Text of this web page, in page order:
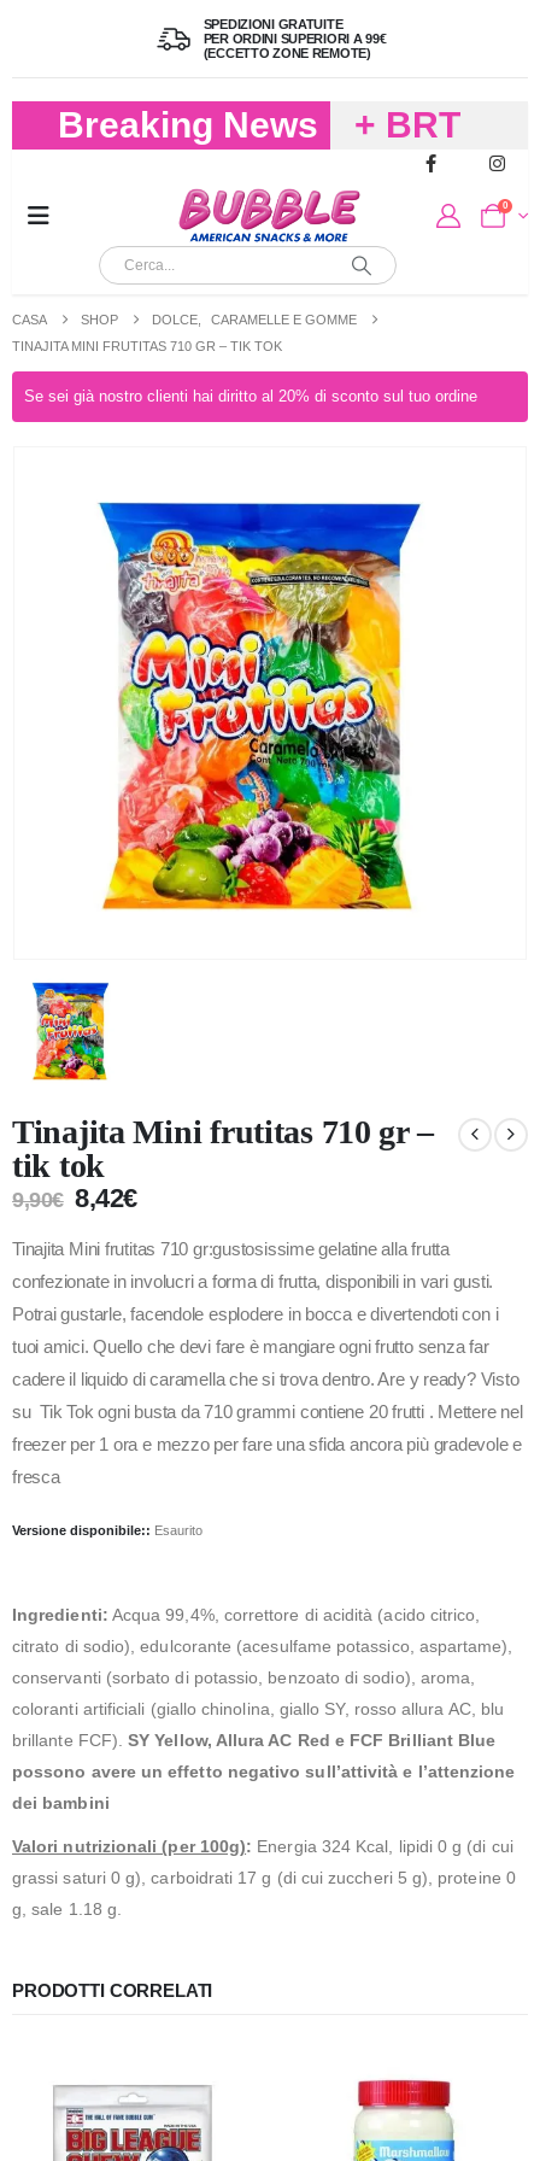
SPEDIZIONI GRATUITE
PER ORDINI SUPERIORI A 99€
(ECCETTO ZONE REMOTE)
Breaking News
+ BRT
FREDDO
PER
(FINO A 4,9
KG) –
CONSEGNA
IN 24/48
ORE AD
ECCEZIONE
DI ALCUNE
AREE
0
CASA SHOP DOLCE
CARAMELLE E GOMME
TINAJITA MINI FRUTITAS 710 GR – TIK TOK
Se sei già nostro clienti hai diritto al 20% di sconto sul tuo ordine
Tinajita Mini frutitas 710 gr –
tik tok
9,90€ 8,42€
Tinajita Mini frutitas 710 gr:gustosissime gelatine alla frutta
confezionate in involucri a forma di frutta, disponibili in vari gusti.
Potrai gustarle, facendole esplodere in bocca e divertendoti con i
tuoi amici. Quello che devi fare è mangiare ogni frutto senza far
cadere il liquido di caramella che si trova dentro. Are y ready? Visto
su Tik Tok ogni busta da 710 grammi contiene 20 frutti . Mettere nel
freezer per 1 ora e mezzo per fare una sfida ancora più gradevole e
fresca
Versione disponibile:: Esaurito
Ingredienti: Acqua 99,4%, correttore di acidità (acido citrico,
citrato di sodio), edulcorante (acesulfame potassico, aspartame),
conservanti (sorbato di potassio, benzoato di sodio), aroma,
coloranti artificiali (giallo chinolina, giallo SY, rosso allura AC, blu
brillante FCF).SY Yellow, Allura AC Red e FCF Brilliant Blue
possono avere un effetto negativo sull’attività e l’attenzione
dei bambini
Valori nutrizionali (per 100g): Energia 324 Kcal, lipidi 0 g (di cui
grassi saturi 0 g), carboidrati 17 g (di cui zuccheri 5 g), proteine 0
g, sale 1.18 g.
PRODOTTI CORRELATI